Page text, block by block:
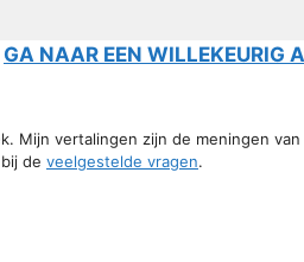
GA NAAR EEN WILLEKEURIG
Mijn vertalingen zijn de meningen
de veelgestelde vragen.